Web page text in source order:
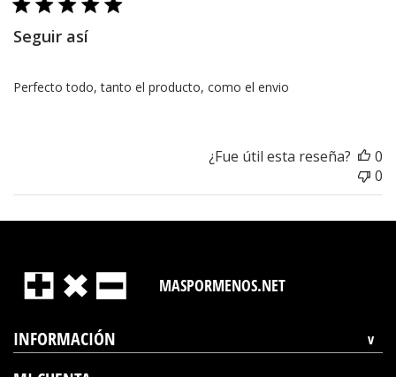
Seguir así
Perfecto todo, tanto el producto, como el envio
¿Fue útil esta reseña?
0
0
MASPORMENOS.NET
INFORMACIÓN